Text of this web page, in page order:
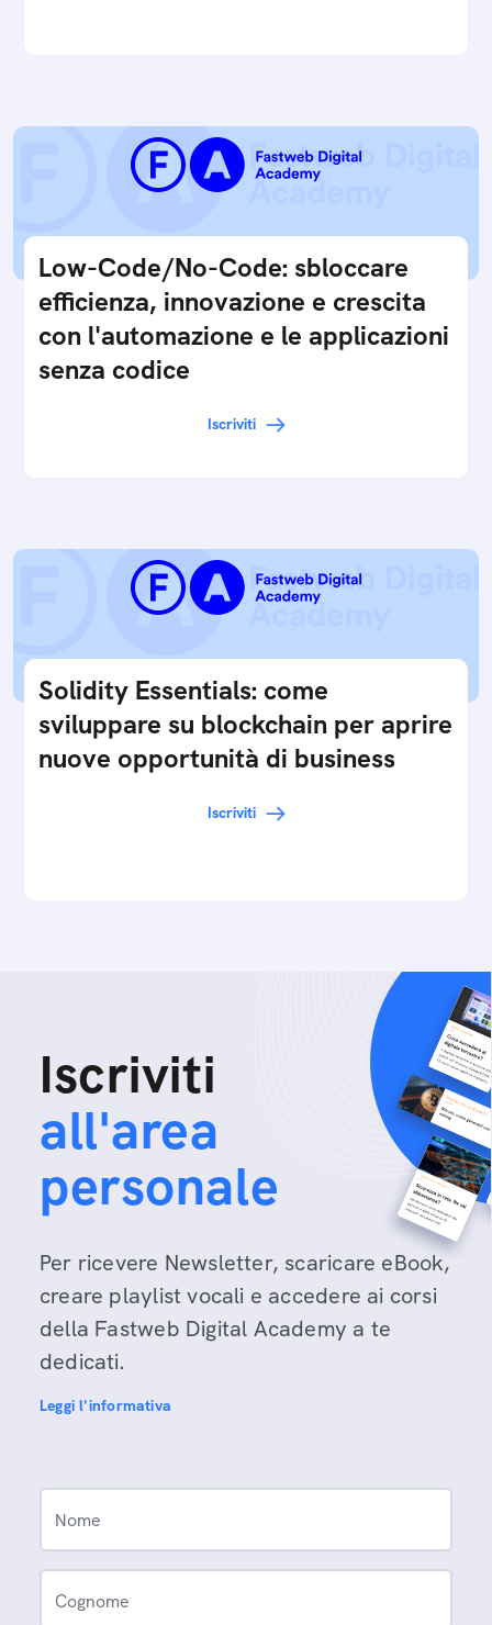
Low-Code/No-Code: sbloccare
efficienza, innovazione e crescita
con l'automazione e le applicazioni
senza codice
Iscriviti
Solidity Essentials: come
sviluppare su blockchain per aprire
nuove opportunità di business
Iscriviti
Iscriviti
all'area
personale
Per ricevere Newsletter, scaricare eBook,
creare playlist vocali e accedere ai corsi
della Fastweb Digital Academy a te
dedicati.
Leggi l'informativa
Nome
Cognome